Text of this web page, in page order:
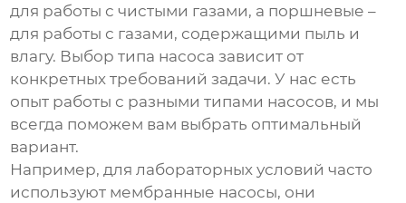
для работы с чистыми газами, а поршневые –
для работы с газами, содержащими пыль и
влагу. Выбор типа насоса зависит от
конкретных требований задачи. У нас есть
опыт работы с разными типами насосов, и мы
всегда поможем вам выбрать оптимальный
вариант.
Например, для лабораторных условий часто
используют мембранные насосы, они